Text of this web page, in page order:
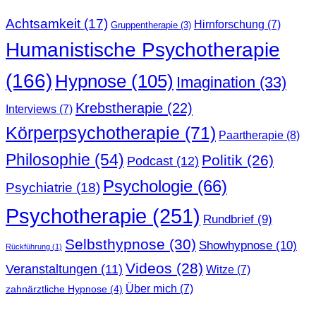
Achtsamkeit (17) Gruppentherapie (3) Hirnforschung (7)
Humanistische Psychotherapie
(166) Hypnose (105) Imagination (33)
Interviews (7) Krebstherapie (22)
Körperpsychotherapie (71) Paartherapie (8)
Philosophie (54) Podcast (12) Politik (26)
Psychiatrie (18) Psychologie (66)
Psychotherapie (251) Rundbrief (9)
Rückführung (1) Selbsthypnose (30) Showhypnose (10)
Veranstaltungen (11) Videos (28) Witze (7)
zahnärztliche Hypnose (4) Über mich (7)